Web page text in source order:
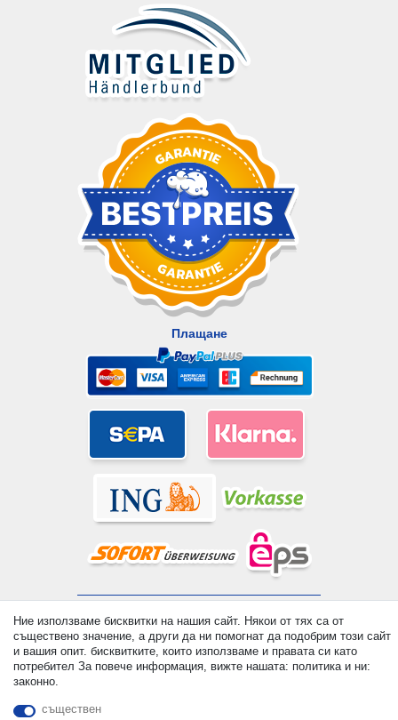
Плащане
© Copyright 2026 | Всички права запазени. - All rights reserved.
Prices incl. VAT. 19% VAT Basic prices see article detail | *
Applies to deliveries to the UK!
Ние използваме бисквитки на нашия сайт. Някои от тях са от
съществено значение, а други да ни помогнат да подобрим този сайт
и вашия опит. бисквитките, които използваме и правата си като
потребител За повече информация, вижте нашата: политика и ни:
законно.
съществен